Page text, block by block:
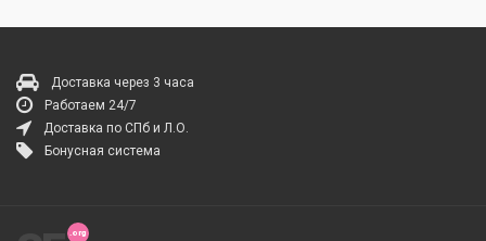
Доставка через 3 часа
Работаем 24/7
Доставка по СПб и Л.О.
Бонусная система